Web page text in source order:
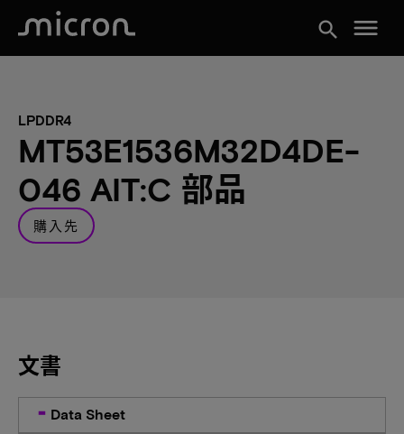
search menu
LPDDR4
MT53E1536M32D4DE-
046 AIT:C 部品
購入先
文書
Data Sheet